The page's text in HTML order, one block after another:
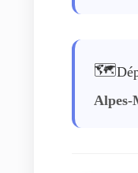
🗺️
Alpes-